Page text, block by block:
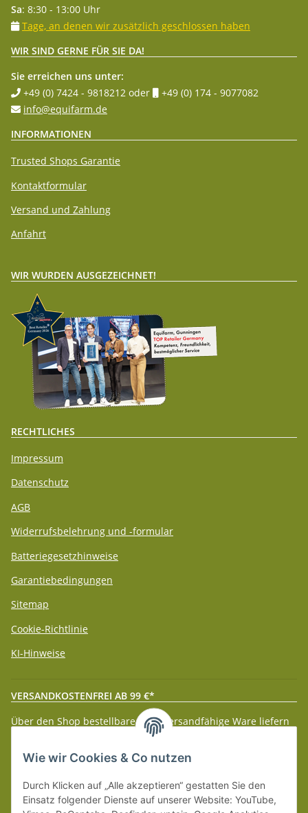
Sa: 8:30 - 13:00 Uhr
Tage, an denen wir zusätzlich geschlossen haben
WIR SIND GERNE FÜR SIE DA!
Sie erreichen uns unter:
+49 (0) 7424 - 9818212 oder
+49 (0) 174 - 9077082
info@equifarm.de
INFORMATIONEN
Trusted Shops Garantie
Kontaktformular
Versand und Zahlung
Anfahrt
WIR WURDEN AUSGEZEICHNET!
RECHTLICHES
Impressum
Datenschutz
AGB
Widerrufsbelehrung und -formular
Batteriegesetzhinweise
Garantiebedingungen
Sitemap
Cookie-Richtlinie
KI-Hinweise
VERSANDKOSTENFREI AB 99 €*
Über den Shop bestellbare paketversandfähige Ware liefern
wir innerhalb Deutschland (Festland) ab 99 € * Warenwert
versandkostenfrei.
Weitere Versanddetails entnehmen Sie bitte unserenLiefer-
und Zahlungsbedingungen.
Wie wir Cookies & Co nutzen
Durch Klicken auf „Alle akzeptieren“ gestatten Sie den
Einsatz folgender Dienste auf unserer Website: YouTube,